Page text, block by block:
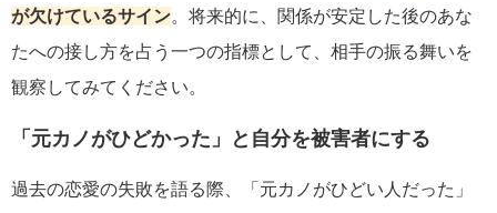
が欠けているサイン。将来的に、関係が安定した後のあな
たへの接し方を占う一つの指標として、相手の振る舞いを
観察してみてください。
「元カノがひどかった」と自分を被害者にする
過去の恋愛の失敗を語る際、「元カノがひどい人だった」